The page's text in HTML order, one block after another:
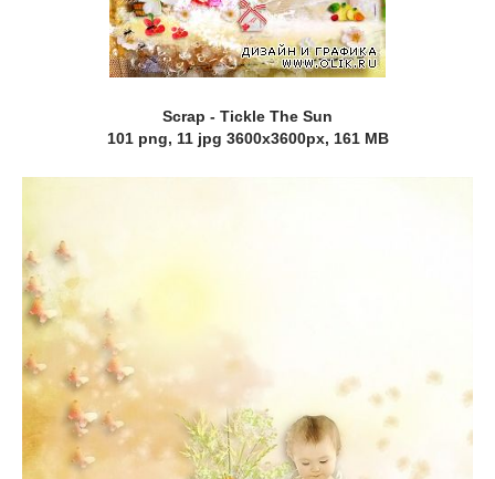
Scrap - Tickle The Sun
101 png, 11 jpg 3600x3600px, 161 MB